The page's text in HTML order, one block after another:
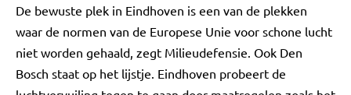
De bewuste plek in Eindhoven is een van de plekken
waar de normen van de Europese Unie voor schone lucht
niet worden gehaald, zegt Milieudefensie. Ook Den
Bosch staat op het lijstje. Eindhoven probeert de